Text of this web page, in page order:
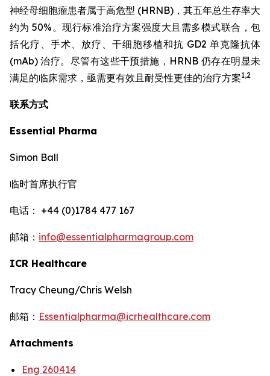
神经母细胞瘤患者属于高危型 (HRNB)，其五年总生存率大
约为 50%。现行标准治疗方案强度大且需多模式联合，包
括化疗、手术、放疗、干细胞移植和抗 GD2 单克隆抗体
(mAb) 治疗。尽管有这些干预措施，HRNB 仍存在明显未
满足的临床需求，亟需更有效且耐受性更佳的治疗方案1,2
联系方式
Essential Pharma
Simon Ball
临时首席执行官
电话： +44 (0)1784 477 167
邮箱： info@essentialpharmagroup.com
ICR Healthcare
Tracy Cheung/Chris Welsh
邮箱： Essentialpharma@icrhealthcare.com
Attachments
Eng 260414